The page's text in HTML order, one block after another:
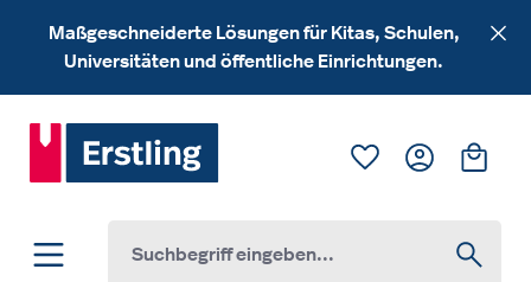
Zum Hauptinhalt springen
Maßgeschneiderte Lösungen für Kitas, Schulen,
Universitäten und öffentliche Einrichtungen.
Du hast 0